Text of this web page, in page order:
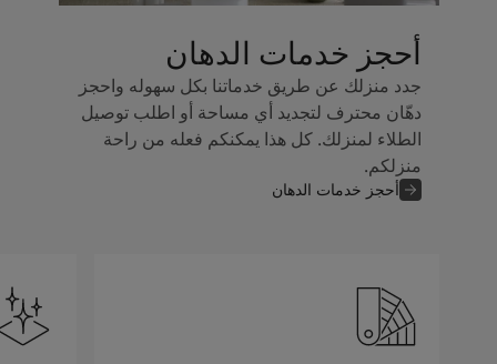
أحجز خدمات الدهان
جدد منزلك عن طريق خدماتنا بكل سهوله واحجز
دهّان محترف لتجديد أي مساحة أو اطلب توصيل
الطلاء لمنزلك. كل هذا يمكنكم فعله من راحة
منزلكم.
أحجز خدمات الدهان